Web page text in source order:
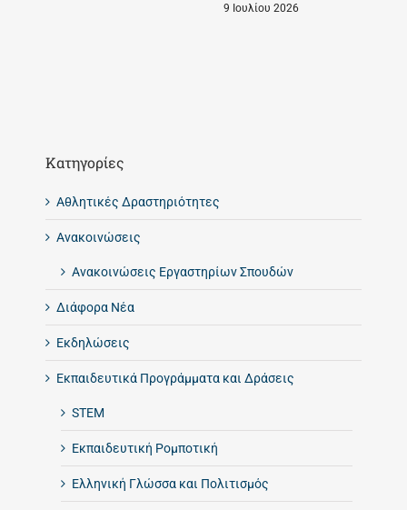
9 Ιουλίου 2026
Kατηγορίες
Αθλητικές Δραστηριότητες
Ανακοινώσεις
Ανακοινώσεις Εργαστηρίων Σπουδών
Διάφορα Νέα
Εκδηλώσεις
Εκπαιδευτικά Προγράμματα και Δράσεις
STEM
Εκπαιδευτική Ρομποτική
Ελληνική Γλώσσα και Πολιτισμός